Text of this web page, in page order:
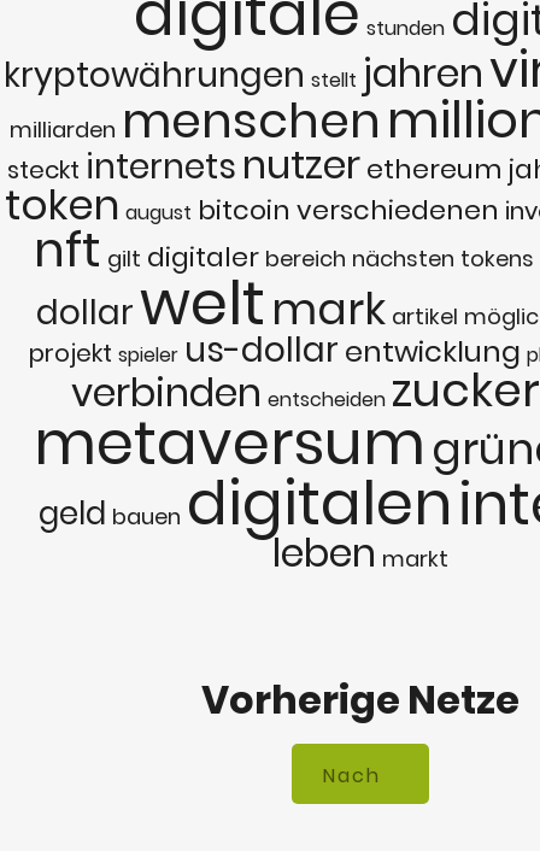
stunden
kryptowährungen stellt jahren
milliarden menschen
steckt internets nutzer ethereum
token august bitcoin verschiedenen
nft gilt digitaler bereich nächsten tokens
dollarweltmark artikel
projekt spieler us-dollar entwicklung
verbinden entscheiden
metaversum
geld bauen digitalen
leben markt
Vorherige Netze